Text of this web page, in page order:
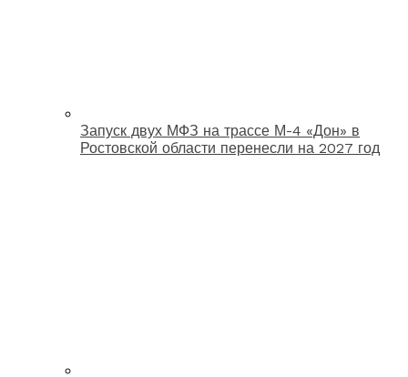
Запуск двух МФЗ на трассе М-4 «Дон» в
Ростовской области перенесли на 2027 год